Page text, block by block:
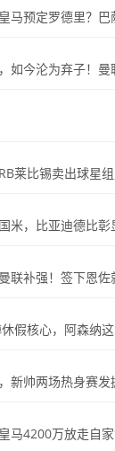
马预定罗德里？
如今沦为弃子！
莱比锡卖出球星
米，比亚迪德比
联补强！签下恩
假核心，阿森纳
新帅两场热身赛
马4200万放走自